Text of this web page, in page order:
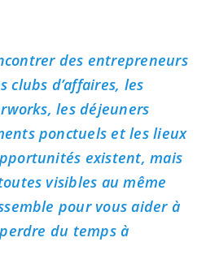
des entrepreneurs
clubs d’affaires, les
les déjeuners
ponctuels et les lieux
existent, mais
visibles au même
pour vous aider à
du temps à